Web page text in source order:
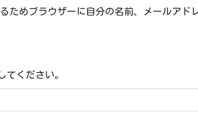
ためブラウザーに自分の名前、メールアド
てください。